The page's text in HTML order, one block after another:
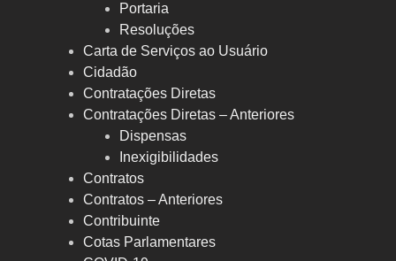
Portaria
Resoluções
Carta de Serviços ao Usuário
Cidadão
Contratações Diretas
Contratações Diretas – Anteriores
Dispensas
Inexigibilidades
Contratos
Contratos – Anteriores
Contribuinte
Cotas Parlamentares